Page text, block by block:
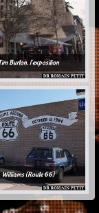
Burton, l'exposition
Williams (Route 66)